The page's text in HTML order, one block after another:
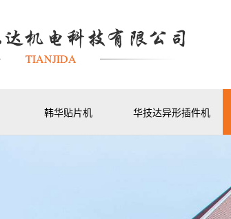
韩华贴片机 华技达异形插件机